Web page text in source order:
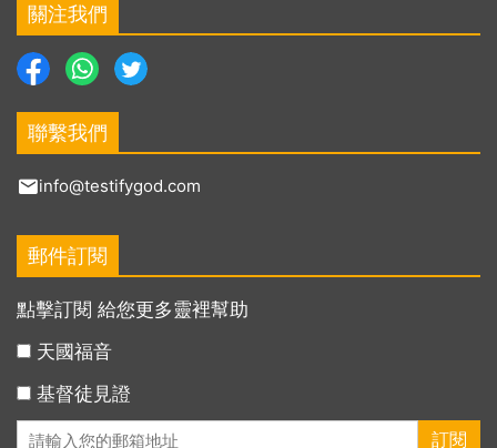
關注我們
聯繫我們
info@testifygod.com
郵件訂閱
點擊訂閱 給您更多靈裡幫助
天國福音
基督徒見證